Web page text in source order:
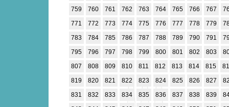
759
760 761 762 763 764 765 766 767
771
772 773 774 775 776 777 778 779
783
784 785 786 787 788 789 790 791
795
796 797 798 799 800 801 802 803
807
808 809 810 811 812 813 814 815
819
820 821 822 823 824 825 826 827
831
832 833 834 835 836 837 838 839